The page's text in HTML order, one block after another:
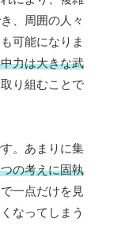
、周囲の人々
可能になりま
力は大きな武
り組むことで
。あまりに集
の考えに固執
一点だけを見
なってしまう